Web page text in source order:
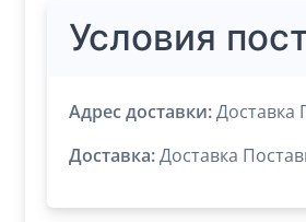
Условия
Адрес доставки:Доставка
Доставка:Доставка